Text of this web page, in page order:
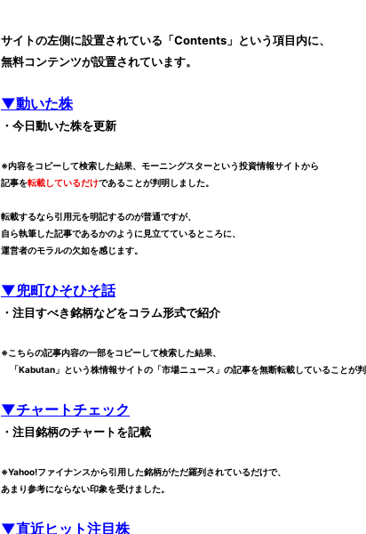
サイトの左側に設置されている「Contents」という項目内に、
無料コンテンツが設置されています。
▼動いた株
・今日動いた株を更新
※内容をコピーして検索した結果、 モーニングスターという投資情報サイトから
記事を転載しているだけであることが判明しました。
転載するなら引用元を明記するのが普通ですが、
自ら執筆した記事であるかのように見立てているところに、
運営者のモラルの欠如を感じます。
▼兜町ひそひそ話
・注目すべき銘柄などをコラム形式で紹介
※こちらの記事内容の一部をコピーして検索した結果、
「Kabutan」という株情報サイトの「市場ニュース」の記事を無断転載していることが
▼チャートチェック
・注目銘柄のチャートを記載
※Yahoo!ファイナンスから引用した銘柄がただ羅列されているだけで、
あまり参考にならない印象を受けました。
▼直近ヒット注目株